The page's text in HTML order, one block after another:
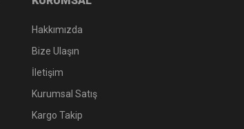
Hakkımızda
Bize Ulaşın
İletişim
Kurumsal Satış
Kargo Takip